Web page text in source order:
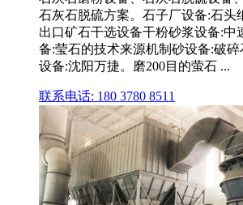
石灰石脱硫方案。石子厂设备:石头
出口矿石干选设备干粉砂浆设备:中
备:莹石的技术来源机制砂设备:破
设备:沈阳万捷。磨200目的萤石 ...
联系电话: 180 3780 8511